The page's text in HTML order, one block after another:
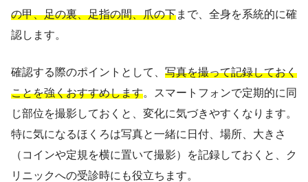
の甲、足の裏、足指の間、爪の下まで、全身を系統的に確
認します。
確認する際のポイントとして、 写真を撮って記録しておく
ことを強くおすすめします。スマートフォンで定期的に同
じ部位を撮影しておくと、変化に気づきやすくなります。
特に気になるほくろは写真と一緒に日付、場所、大きさ
（コインや定規を横に置いて撮影）を記録しておくと、ク
リニックへの受診時にも役立ちます。